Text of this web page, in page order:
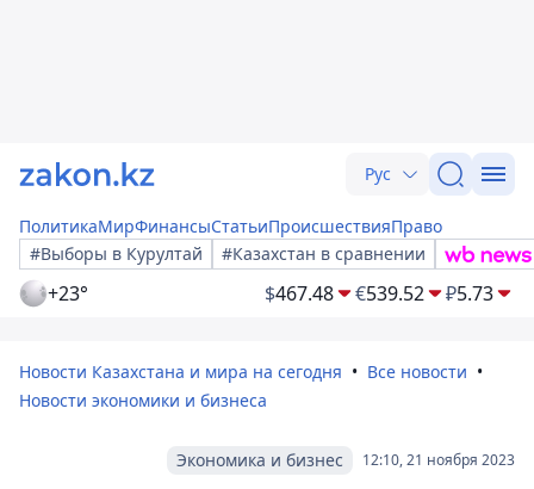
Рус
ПолитикаМирФинансыСтатьиПроисшествияПраво
#Выборы в Курултай
#Казахстан в сравнении
+23° $467.48 €539.52 ₽5.73
Новости Казахстана и мира на сегодня
Все новости
Новости экономики и бизнеса
12:10, 21 ноября 2023
Экономика и бизнес